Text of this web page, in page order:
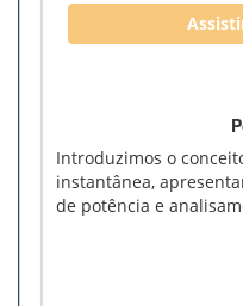
Introduzimos o
instantânea,
de potência e